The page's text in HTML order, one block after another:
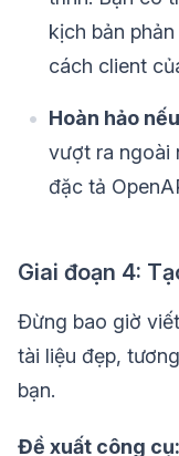
kịch bản
cách client
Hoàn hảo
vượt ra ngoài
đặc tả
Giai đoạn 4:
Đừng bao giờ
tài liệu đẹp,
bạn.
Đề xuất công cụ: